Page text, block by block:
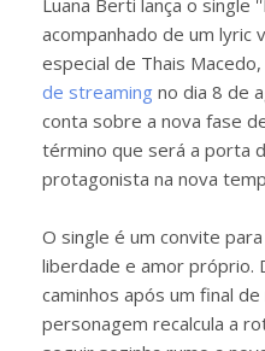
Luana Berti lança o single
acompanhado de um lyric
especial de Thais Macedo,
de streaming no dia 8 de
conta sobre a nova fase
término que será a porta
protagonista na nova
O single é um convite
liberdade e amor próprio.
caminhos após um final
personagem recalcula a